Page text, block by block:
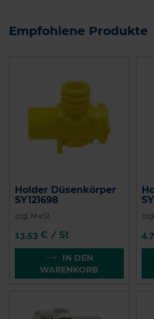
Empfohlene Produkte
Holder Düsenkörper
SY121698
zzgl. MwSt.
13,53 € / St
IN DEN
WARENKORB